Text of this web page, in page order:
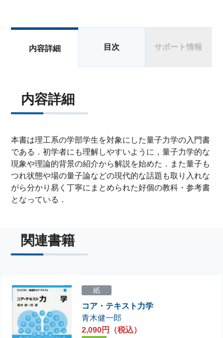
内容詳細 目次 サポート情報
内容詳細
本書は理工系の学部学生を対象にした量子力学の入門書
である．初学者にも理解しやすいように，量子力学的な
現象や理論的背景の紹介から解説を始めた．また量子も
つれ状態や場の量子論などの現代的な話題も取り入れな
がら分かり易く丁寧にまとめられた好個の教科・参考書
となっている．
関連書籍
紙
コア・テキスト力学
青木健一郎
2,090円（税込）